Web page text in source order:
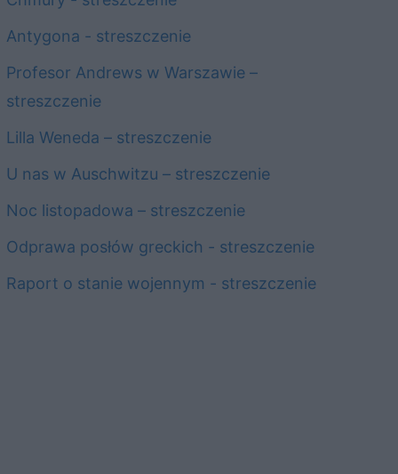
Antygona - streszczenie
Profesor Andrews w Warszawie –
streszczenie
Lilla Weneda – streszczenie
U nas w Auschwitzu – streszczenie
Noc listopadowa – streszczenie
Odprawa posłów greckich - streszczenie
Raport o stanie wojennym - streszczenie